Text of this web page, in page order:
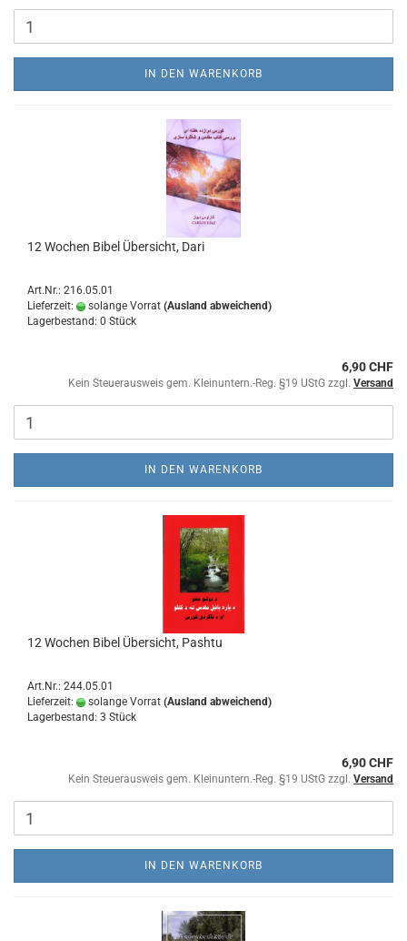
IN DEN WARENKORB
12 Wochen Bibel Übersicht, Dari
Art.Nr.: 216.05.01
Lieferzeit:
solange Vorrat (Ausland abweichend)
Lagerbestand: 0 Stück
6,90 CHF
Kein Steuerausweis gem. Kleinuntern.-Reg. §19 UStG zzgl. Versand
IN DEN WARENKORB
12 Wochen Bibel Übersicht, Pashtu
Art.Nr.: 244.05.01
Lieferzeit:
solange Vorrat (Ausland abweichend)
Lagerbestand: 3 Stück
6,90 CHF
Kein Steuerausweis gem. Kleinuntern.-Reg. §19 UStG zzgl. Versand
IN DEN WARENKORB